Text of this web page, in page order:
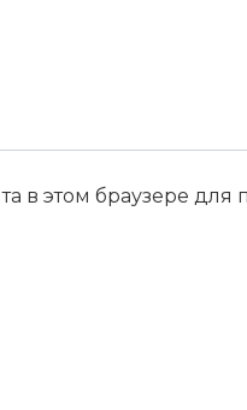
в этом браузере